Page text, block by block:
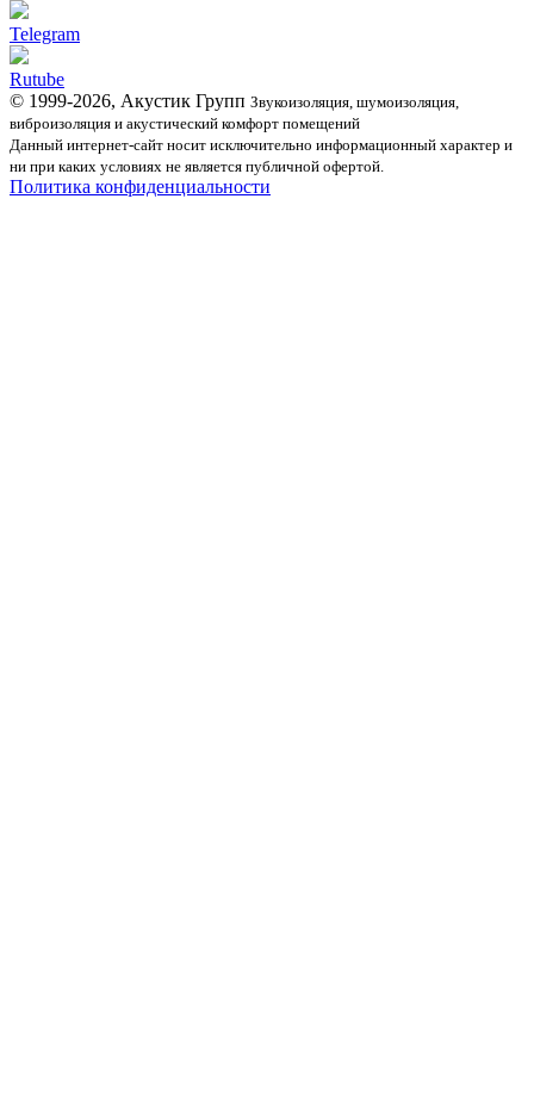
Telegram
Rutube
© 1999-2026, Акустик Групп Звукоизоляция, шумоизоляция,
виброизоляция и акустический комфорт помещений
Данный интернет-сайт носит исключительно информационный характер и
ни при каких условиях не является публичной офертой.
Политика конфиденциальности